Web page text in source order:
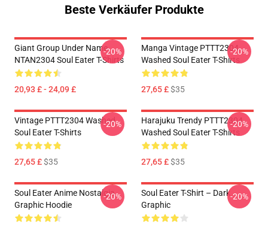
Beste Verkäufer Produkte
Giant Group Under Name
NTAN2304 Soul Eater T-Shirts
20,93 £ - 24,09 £
-20%
Manga Vintage PTTT2304
Washed Soul Eater T-Shirts
27,65 £$35
-20%
Vintage PTTT2304 Washed
Soul Eater T-Shirts
27,65 £$35
-20%
Harajuku Trendy PTTT2304
Washed Soul Eater T-Shirts
27,65 £$35
-20%
Soul Eater Anime Nostalgia
Graphic Hoodie
-20%
Soul Eater T-Shirt – Dark
Graphic
-20%